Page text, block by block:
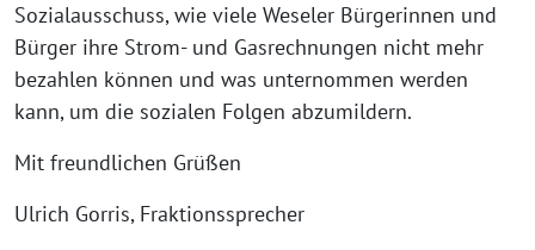
Sozialausschuss, wie viele Weseler Bürgerinnen und
Bürger ihre Strom- und Gasrechnungen nicht mehr
bezahlen können und was unternommen werden
kann, um die sozialen Folgen abzumildern.
Mit freundlichen Grüßen
Ulrich Gorris, Fraktionssprecher